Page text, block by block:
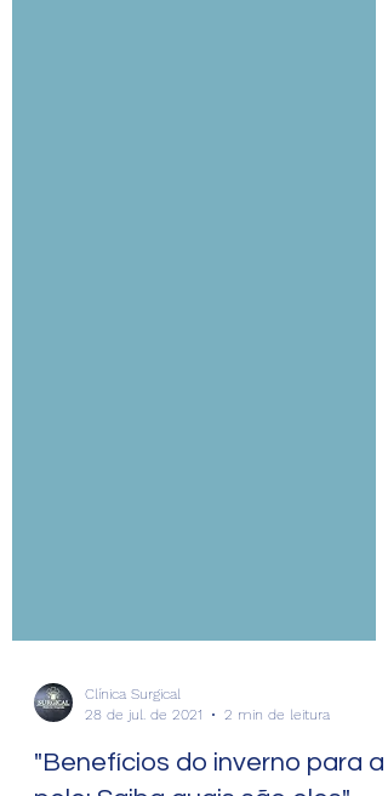
28 de jul. de 2021
2 min de leitura